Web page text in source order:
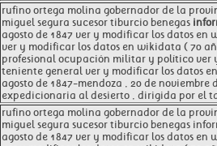
rufino ortega molina gobernador de la
miguel segura sucesor tiburcio benegas
agosto de 1847 ver y modificar los datos
ver y modificar los datos en wikidata ( 70
profesional ocupación militar y político
teniente general ver y modificar los datos
agosto de 1847-mendoza , 20 de
expedicionaria al desierto , dirigida por el
rufino ortega molina gobernador de la
miguel segura sucesor tiburcio benegas
agosto de 1847 ver y modificar los datos